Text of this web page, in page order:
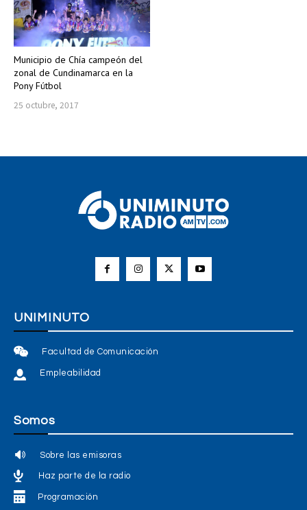
Municipio de Chía campeón del
zonal de Cundinamarca en la
Pony Fútbol
25 octubre, 2017
UNIMINUTO
Facultad de Comunicación
Empleabilidad
Somos
Sobre las emisoras
Haz parte de la radio
Programación